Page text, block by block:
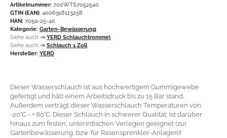
Artikelnummer: 700WTS7052540
GTIN (EAN): 4006918113258
HAN: 705a-25-40
Kategorie: Garten-Bewässerung
Siehe auch: ⇒ YERD Schlauchtrommel
Siehe auch: ⇒ Schlauch 1 Zoll
Hersteller: YERD
Dieser Wasserschlauch ist aus hochwertigem Gummigewebe
gefertigt und hält einem Arbeitsdruck bis zu 15 Bar stand.
Außerdem verträgt dieser Wasserschlauch Temperaturen von
-20°C - + 80°C. Dieser Schlauch in schwerer Qualität, ist darüber
hinaus zum festen, unterirdischen Verlegen geeignet (zur
Gartenbewässerung bzw. für Rasensprenkler-Anlagen)!